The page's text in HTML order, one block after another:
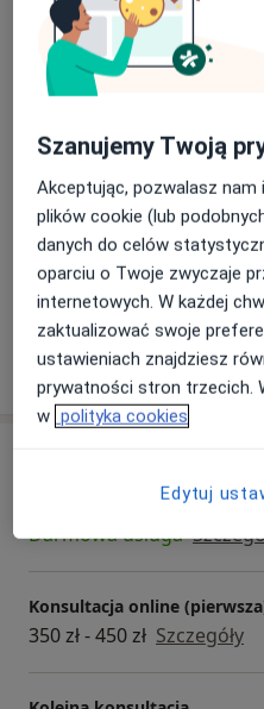
Konsultacje online
Zdjęcia i filmy
Zobacz galerię (2)
Bezpłatna konsultacja
Darmowa usługa
Konsultacja online
350 zł - 450 zł Szczegóły
Szanujemy Twoją
Akceptując, pozwalasz
plików cookie (lub
danych do celów
oparciu o Twoje zwyczaje
internetowych. W każdej
zaktualizować swoje
ustawieniach znajdziesz
prywatności stron trzecich.
w polityka cookies
Edytuj